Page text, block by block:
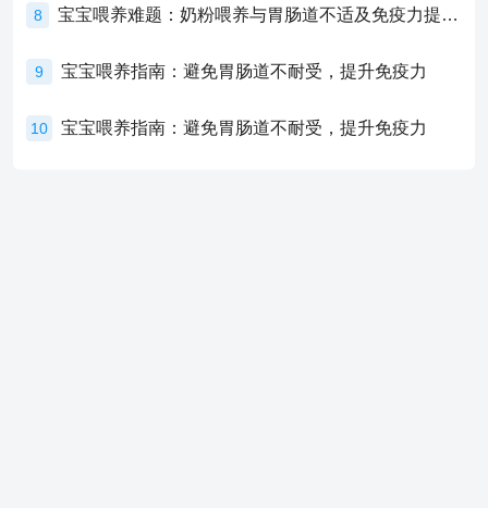
8 宝宝喂养难题：奶粉喂养与胃肠道不适及免疫力提升的奥秘
9 宝宝喂养指南：避免胃肠道不耐受，提升免疫力
10 宝宝喂养指南：避免胃肠道不耐受，提升免疫力